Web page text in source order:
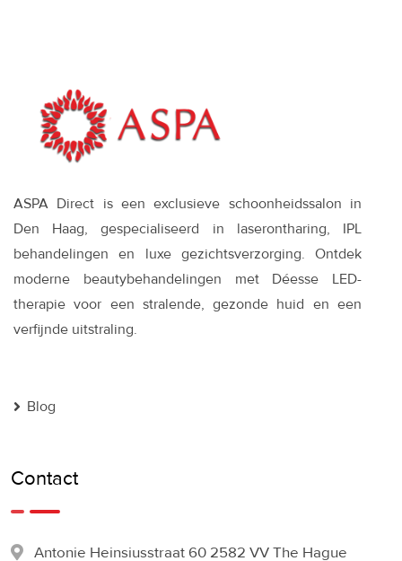
ASPA Direct is een exclusieve schoonheidssalon in
Den Haag, gespecialiseerd in laserontharing, IPL
behandelingen en luxe gezichtsverzorging. Ontdek
moderne beautybehandelingen met Déesse LED-
therapie voor een stralende, gezonde huid en een
verfijnde uitstraling.
Blog
Contact
Antonie Heinsiusstraat 60 2582 VV The Hague